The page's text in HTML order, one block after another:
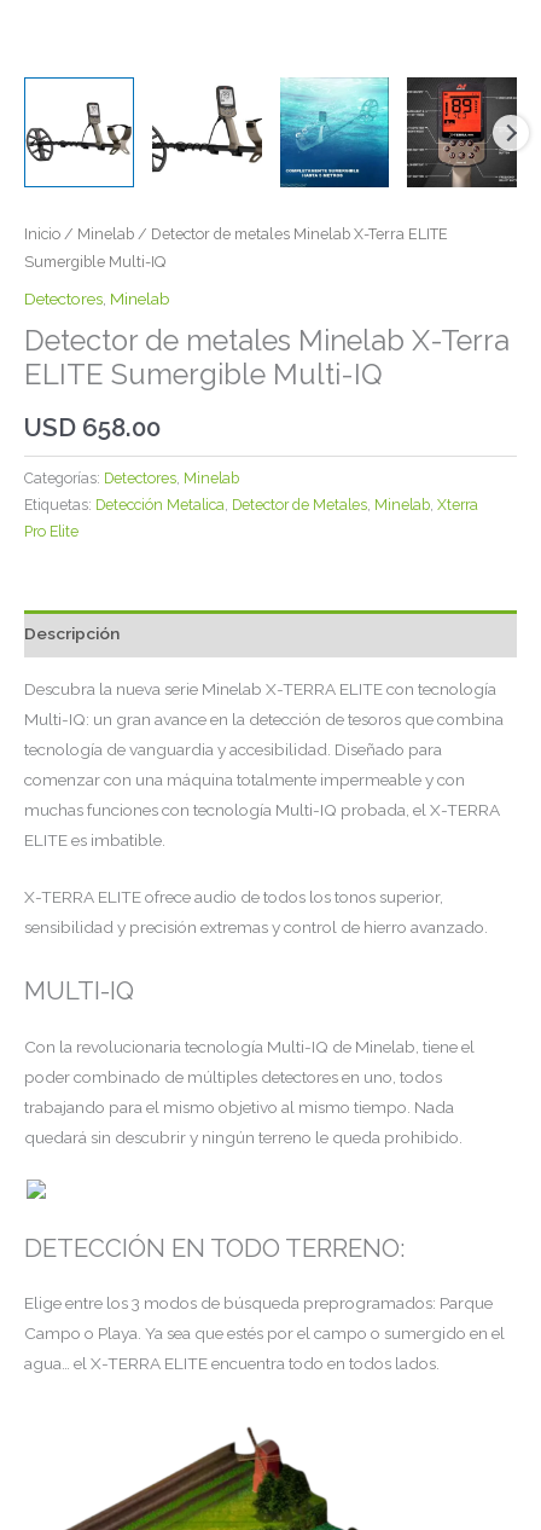
Inicio / Minelab / Detector de metales Minelab X-Terra ELITE
Sumergible Multi-IQ
Detectores Minelab
Detector de metales Minelab X-Terra
ELITE Sumergible Multi-IQ
USD 658.00
Categorías: Detectores Minelab
Etiquetas: Detección Metalica Detector de Metales Minelab Xterra
Pro Elite
Descripción
Descubra la nueva serie Minelab X-TERRA ELITE con tecnología
Multi-IQ: un gran avance en la detección de tesoros que combina
tecnología de vanguardia y accesibilidad. Diseñado para
comenzar con una máquina totalmente impermeable y con
muchas funciones con tecnología Multi-IQ probada, el X-TERRA
ELITE es imbatible.
X-TERRA ELITE ofrece audio de todos los tonos superior,
sensibilidad y precisión extremas y control de hierro avanzado.
MULTI-IQ
Con la revolucionaria tecnología Multi-IQ de Minelab, tiene el
poder combinado de múltiples detectores en uno, todos
trabajando para el mismo objetivo al mismo tiempo. Nada
quedará sin descubrir y ningún terreno le queda prohibido.
DETECCIÓN EN TODO TERRENO:
Elige entre los 3 modos de búsqueda preprogramados: Parque
Campo o Playa. Ya sea que estés por el campo o sumergido en el
agua… el X-TERRA ELITE encuentra todo en todos lados.